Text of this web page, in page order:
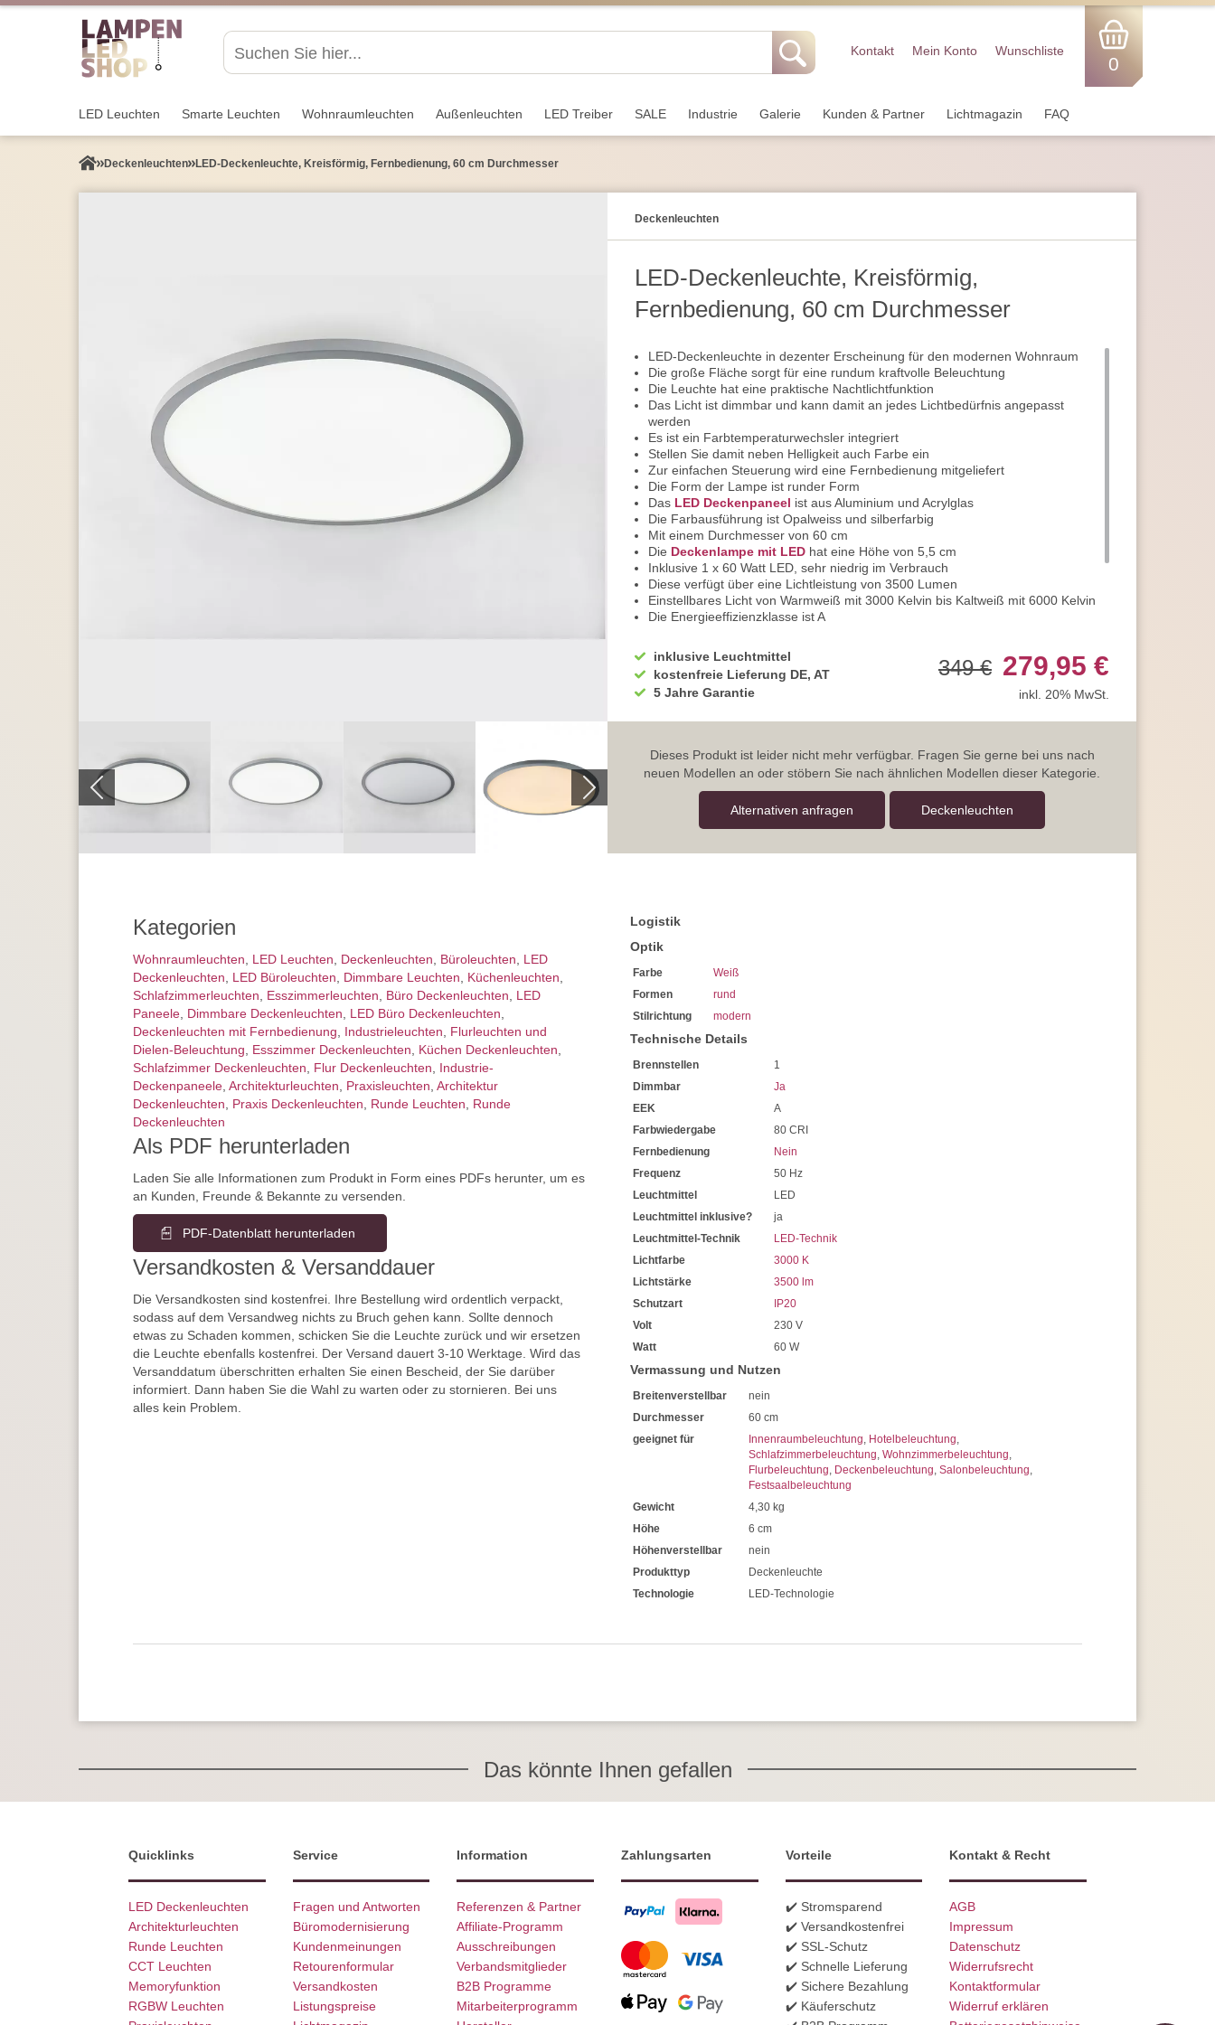
Kontakt Mein Konto Wunschliste
0
LED Leuchten Smarte Leuchten Wohnraum­leuchten Außen­leuchten LED Treiber SALE Industrie Galerie Kunden & Partner Lichtmagazin FAQ
Decken­leuchten LED-Deckenleuchte, Kreisförmig, Fernbedienung, 60 cm Durchmesser
Decken­leuchten
LED-Deckenleuchte, Kreisförmig,
Fernbedienung, 60 cm Durchmesser
LED-Deckenleuchte in dezenter Erscheinung für den modernen Wohnraum
Die große Fläche sorgt für eine rundum kraftvolle Beleuchtung
Die Leuchte hat eine praktische Nachtlichtfunktion
Das Licht ist dimmbar und kann damit an jedes Lichtbedürfnis angepasst
werden
Es ist ein Farbtemperaturwechsler integriert
Stellen Sie damit neben Helligkeit auch Farbe ein
Zur einfachen Steuerung wird eine Fernbedienung mitgeliefert
Die Form der Lampe ist runder Form
Das LED Deckenpaneel ist aus Aluminium und Acrylglas
Die Farbausführung ist Opalweiss und silberfarbig
Mit einem Durchmesser von 60 cm
Die Deckenlampe mit LED hat eine Höhe von 5,5 cm
Inklusive 1 x 60 Watt LED, sehr niedrig im Verbrauch
Diese verfügt über eine Lichtleistung von 3500 Lumen
Einstellbares Licht von Warmweiß mit 3000 Kelvin bis Kaltweiß mit 6000 Kelvin
Die Energieeffizienzklasse ist A
IP Klassifikation ist IP20 und damit ideal für den Innenraum
Sie haben bei uns 5 Jahre Garantie, statt der üblichen 2 Jahre
Bei Fragen, zögern Sie nicht und kontaktieren Sie uns jederzeit
Wir freuen uns auf Ihre Anfrage
inklusive Leuchtmittel
kostenfreie Lieferung DE, AT
5 Jahre Garantie
349 € 279,95 €
inkl. 20% MwSt.
Dieses Produkt ist leider nicht mehr verfügbar. Fragen Sie gerne bei uns nach
neuen Modellen an oder stöbern Sie nach ähnlichen Modellen dieser Kategorie.
Alternativen anfragen Decken­leuchten
Kategorien
Wohnraum­leuchten, LED Leuchten, Decken­leuchten, Büroleuchten, LED
Deckenleuchten, LED Büroleuchten, Dimmbare Leuchten, Küchenleuchten,
Schlafzimmer­leuchten, Esszimmer­­leuchten, Büro Deckenleuchten, LED
Paneele, Dimmbare Deckenleuchten, LED Büro Deckenleuchten,
Deckenleuchten mit Fernbedienung, Industrie­leuchten, Flurleuchten und
Dielen-Beleuchtung, Esszimmer Deckenleuchten, Küchen Deckenleuchten,
Schlafzimmer Deckenleuchten, Flur Deckenleuchten, Industrie-
Deckenpaneele, Architektur­leuchten, Praxisleuchten, Architektur
Deckenleuchten, Praxis Deckenleuchten, Runde Leuchten, Runde
Deckenleuchten
Als PDF herunterladen
Laden Sie alle Informationen zum Produkt in Form eines PDFs herunter, um es
an Kunden, Freunde & Bekannte zu versenden.
PDF-Datenblatt herunterladen
Versandkosten & Versanddauer
Die Versandkosten sind kostenfrei. Ihre Bestellung wird ordentlich verpackt,
sodass auf dem Versandweg nichts zu Bruch gehen kann. Sollte dennoch
etwas zu Schaden kommen, schicken Sie die Leuchte zurück und wir ersetzen
die Leuchte ebenfalls kostenfrei. Der Versand dauert 3-10 Werktage. Wird das
Versanddatum überschritten erhalten Sie einen Bescheid, der Sie darüber
informiert. Dann haben Sie die Wahl zu warten oder zu stornieren. Bei uns
alles kein Problem.
Logistik
Optik
Farbe
Weiß
Formen
rund
Stilrichtung
modern
Technische Details
Brennstellen
1
Dimmbar
Ja
EEK
A
Farbwiedergabe
80 CRI
Fernbedienung
Nein
Frequenz
50 Hz
Leuchtmittel
LED
Leuchtmittel inklusive?
ja
Leuchtmittel-Technik
LED-Technik
Lichtfarbe
3000 K
Lichtstärke
3500 lm
Schutzart
IP20
Volt
230 V
Watt
60 W
Vermassung und Nutzen
Breitenverstellbar
nein
Durchmesser
60 cm
geeignet für
Innenraumbeleuchtung, Hotelbeleuchtung,
Schlafzimmerbeleuchtung, Wohnzimmerbeleuchtung,
Flurbeleuchtung, Deckenbeleuchtung, Salonbeleuchtung,
Festsaalbeleuchtung
Gewicht
4,30 kg
Höhe
6 cm
Höhenverstellbar
nein
Produkttyp
Deckenleuchte
Technologie
LED-Technologie
Das könnte Ihnen gefallen
Quicklinks
LED Deckenleuchten
Architekturleuchten
Runde Leuchten
CCT Leuchten
Memoryfunktion
RGBW Leuchten
Service
Fragen und Antworten
Büromodernisierung
Kundenmeinungen
Retourenformular
Versandkosten
Listungspreise
Information
Referenzen & Partner
Affiliate-Programm
Ausschreibungen
Verbandsmitglieder
B2B Programme
Mitarbeiterprogramm
Zahlungsarten Vorteile
✔️ Stromsparend
✔️ Versandkostenfrei
✔️ SSL-Schutz
✔️ Schnelle Lieferung
✔️ Sichere Bezahlung
✔️ Käuferschutz
Kontakt & Recht
AGB
Impressum
Datenschutz
Widerrufsrecht
Kontaktformular
Widerruf erklären